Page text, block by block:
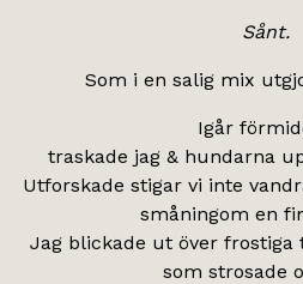
Sånt.
Som i en salig mix
Igår
traskade jag & hundarna
Utforskade stigar vi inte
småningom en
Jag blickade ut över frostiga
som strosade